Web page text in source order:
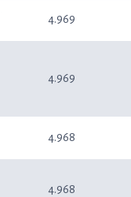
4.969
4.969
4.968
4.968